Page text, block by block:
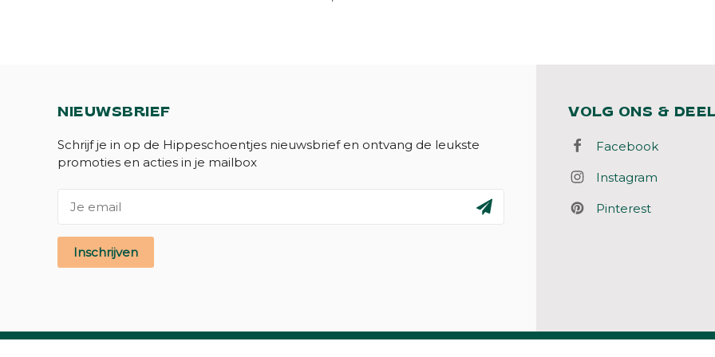
NIEUWSBRIEF
Schrijf je in op de Hippeschoentjes nieuwsbrief en ontvang de leukste
promoties en acties in je mailbox
Inschrijven
VOLG ONS &
Facebook
Instagram
Pinterest